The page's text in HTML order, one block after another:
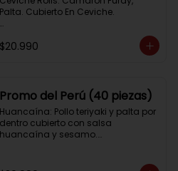
Palta. Cubierto En Ceviche.
Acevichado Rolls: Camaron Furay,
Palta. Cubierto Con Pescado Blanco
queso crema y palta, frito en panko.
Coronado con salsa acevichada,
toques de cebolla, aji limo y cilantro
$20.990
Promo del Perú (40 piezas)
Huancaína: Pollo teriyaki y palta por
dentro cubierto con salsa
huancaína y sesamo.
dentro cubierto con lomo fino